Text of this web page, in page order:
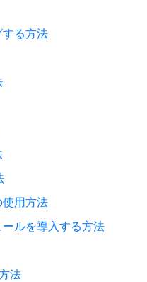
る方法
用方法
ルを導入する方法
法